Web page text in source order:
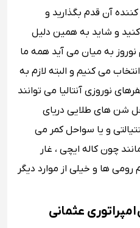
آن قدم بگذارید و
کنید و شاید به همین دلیل
به میان می آید همه ما
می کنیم و البته لازم به
نوروزی آنتالیا می توانند
شن های طلایی دریای
و یا سواحل کمر می
چون کاله ایچی ، غار
رومی ها و خیلی از موارد دیگر
امپراتوری عثمانی